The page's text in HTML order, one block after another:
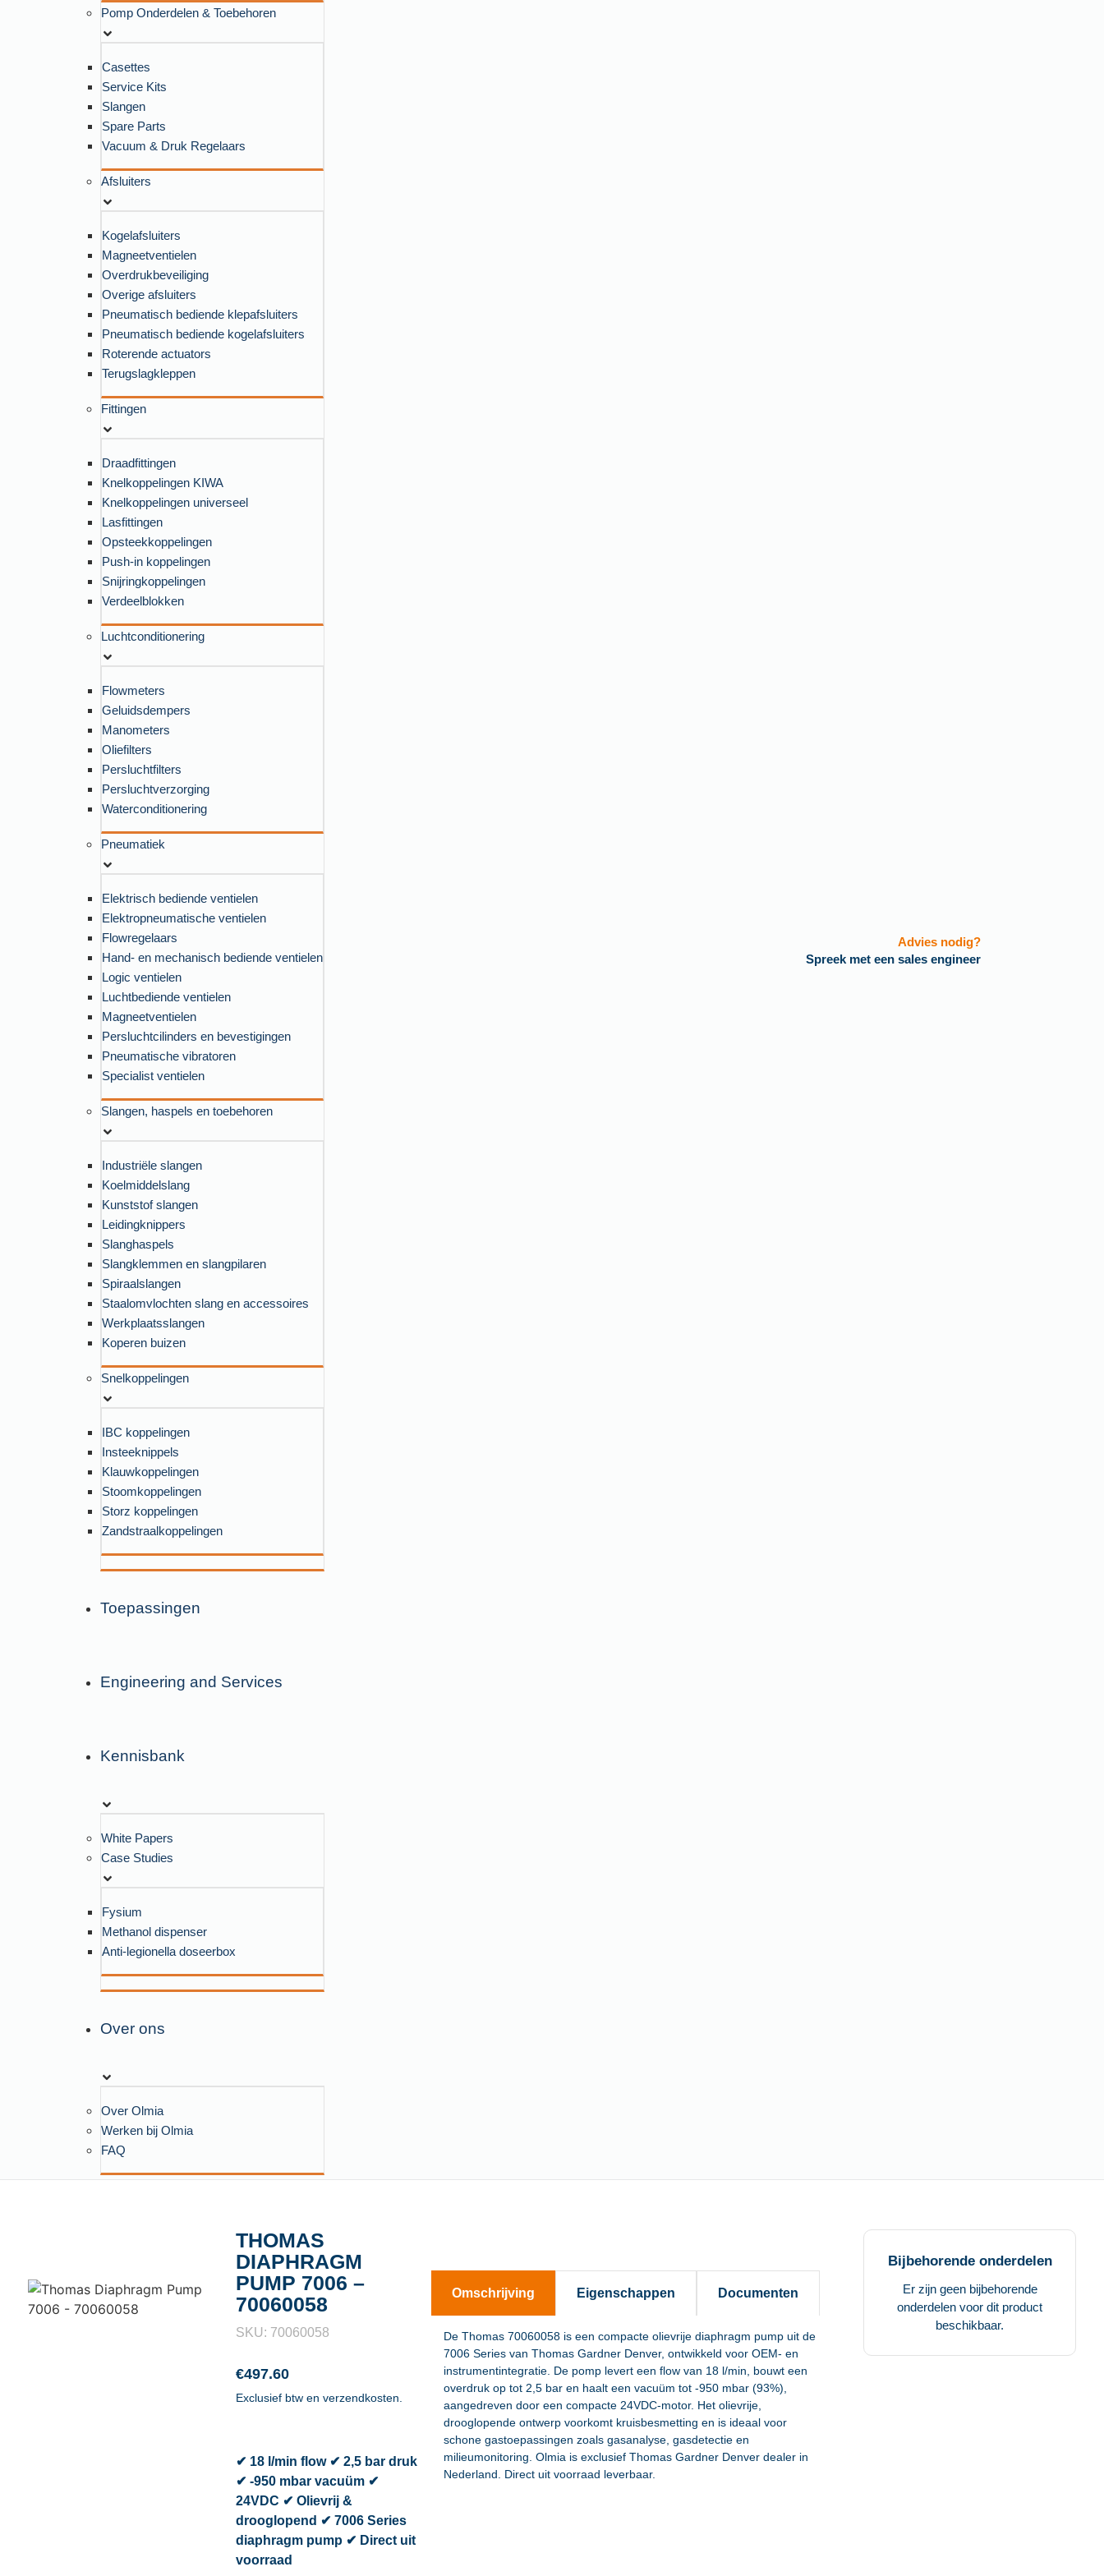
Pomp Onderdelen & Toebehoren
Casettes
Service Kits
Slangen
Spare Parts
Vacuum & Druk Regelaars
Afsluiters
Kogelafsluiters
Magneetventielen
Overdrukbeveiliging
Overige afsluiters
Pneumatisch bediende klepafsluiters
Pneumatisch bediende kogelafsluiters
Roterende actuators
Terugslagkleppen
Fittingen
Draadfittingen
Knelkoppelingen KIWA
Knelkoppelingen universeel
Lasfittingen
Opsteekkoppelingen
Push-in koppelingen
Snijringkoppelingen
Verdeelblokken
Luchtconditionering
Flowmeters
Geluidsdempers
Manometers
Oliefilters
Persluchtfilters
Persluchtverzorging
Waterconditionering
Pneumatiek
Elektrisch bediende ventielen
Elektropneumatische ventielen
Flowregelaars
Hand- en mechanisch bediende ventielen
Logic ventielen
Luchtbediende ventielen
Magneetventielen
Persluchtcilinders en bevestigingen
Pneumatische vibratoren
Specialist ventielen
Slangen, haspels en toebehoren
Industriële slangen
Koelmiddelslang
Kunststof slangen
Leidingknippers
Slanghaspels
Slangklemmen en slangpilaren
Spiraalslangen
Staalomvlochten slang en accessoires
Werkplaatsslangen
Koperen buizen
Snelkoppelingen
IBC koppelingen
Insteeknippels
Klauwkoppelingen
Stoomkoppelingen
Storz koppelingen
Zandstraalkoppelingen
Toepassingen
Engineering and Services
Kennisbank
White Papers
Case Studies
Fysium
Methanol dispenser
Anti-legionella doseerbox
Over ons
Over Olmia
Werken bij Olmia
FAQ
Advies nodig?
Spreek met een sales engineer
THOMAS
DIAPHRAGM
PUMP 7006 –
70060058
SKU: 70060058
€497.60
Exclusief btw en verzendkosten.
✔ 18 l/min flow ✔ 2,5 bar druk
✔ -950 mbar vacuüm ✔
24VDC ✔ Olievrij &
drooglopend ✔ 7006 Series
diaphragm pump ✔ Direct uit
voorraad
Omschrijving Eigenschappen Documenten
De Thomas 70060058 is een compacte olievrije diaphragm pump uit de
7006 Series van Thomas Gardner Denver, ontwikkeld voor OEM- en
instrumentintegratie. De pomp levert een flow van 18 l/min, bouwt een
overdruk op tot 2,5 bar en haalt een vacuüm tot -950 mbar (93%),
aangedreven door een compacte 24VDC-motor. Het olievrije,
drooglopende ontwerp voorkomt kruisbesmetting en is ideaal voor
schone gastoepassingen zoals gasanalyse, gasdetectie en
milieumonitoring. Olmia is exclusief Thomas Gardner Denver dealer in
Nederland. Direct uit voorraad leverbaar.
Bijbehorende onderdelen
Er zijn geen bijbehorende
onderdelen voor dit product
beschikbaar.